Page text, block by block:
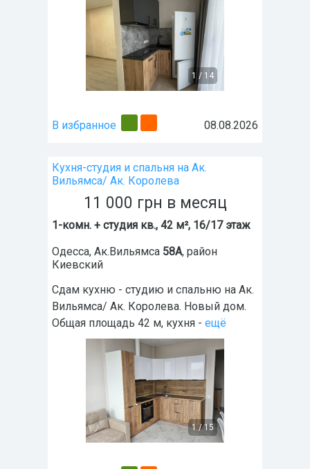
1 / 14
В избранное 08.08.2026
Кухня-студия и спальня на Ак.
Вильямса/ Ак. Королева
11 000 грн в месяц
1-комн. + студия кв., 42 м², 16/17 этаж
Одесса, Ак.Вильямса 58А, район
Киевский
Сдам кухню - студию и спальню на Ак.
Вильямса/ Ак. Королева. Новый дом.
Общая площадь 42 м, кухня - ещё
1/15